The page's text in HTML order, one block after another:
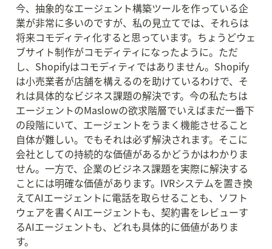
今、抽象的なエージェント構築ツールを作っている企
業が非常に多いのですが、私の見立てでは、それらは
将来コモディティ化すると思っています。ちょうどウェ
ブサイト制作がコモディティになったように。ただ
し、Shopifyはコモディティではありません。Shopify
は小売業者が店舗を構えるのを助けているわけで、そ
れは具体的なビジネス課題の解決です。今の私たちは
エージェントのMaslowの欲求階層でいえばまだ一番下
の段階にいて、エージェントをうまく機能させること
自体が難しい。でもそれは必ず解決されます。そこに
会社としての持続的な価値があるかどうかはわかりま
せん。一方で、企業のビジネス課題を実際に解決する
ことには明確な価値があります。IVRシステムを置き換
えてAIエージェントに電話を取らせることも、ソフト
ウェアを書くAIエージェントも、契約書をレビューす
るAIエージェントも、どれも具体的に価値がありま
す。